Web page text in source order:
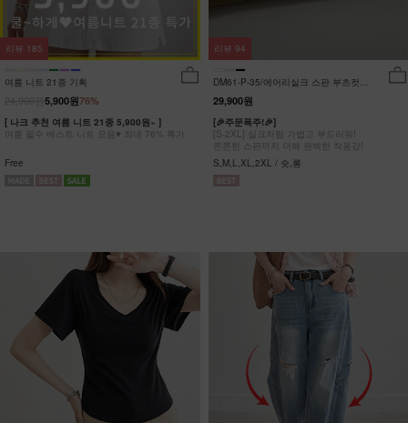
여름 니트 21종 기획
76%
5,900원
[ 나크 추천 여름 니트 21종 5,900원~ ]
여름 필수 베스트 니트 모음♥ 최대 76% 특가
Free
리뷰 185
DM61-P-35/에어리실크 스판 부츠컷팬
츠_DY
29,900원
[🎉주문폭주!🎉]
[S-2XL] 실크처럼 가볍고 부드러워!
쫀쫀한 스판까지 더해 완벽한 착용감!
S,M,L,XL,2XL / 숏,롱
리뷰 94